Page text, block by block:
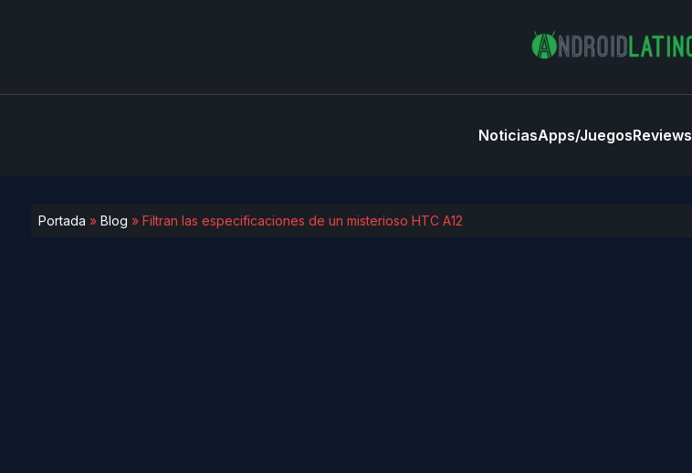
NoticiasApps/JuegosReviews
Portada » Blog » Filtran las especificaciones de un misterioso HTC A12